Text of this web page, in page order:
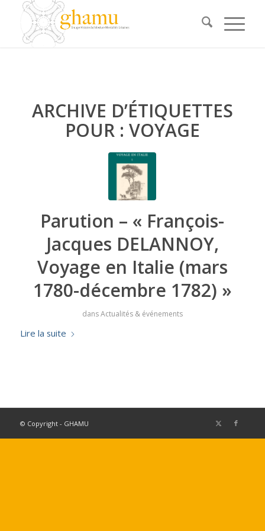
ARCHIVE D’ÉTIQUETTES
POUR : VOYAGE
Parution – « François-
Jacques DELANNOY,
Voyage en Italie (mars
1780-décembre 1782) »
dansActualités & événements
Lire la suite
© Copyright - GHAMU